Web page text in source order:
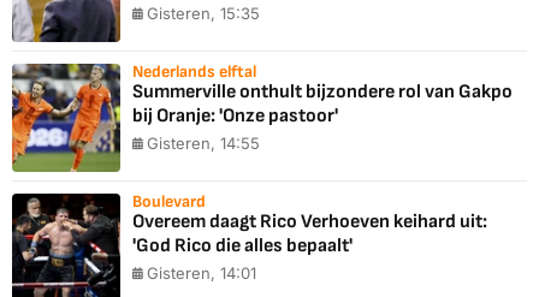
Gisteren, 15:35
Nederlands elftal
Summerville onthult bijzondere rol van Gakpo
bij Oranje: 'Onze pastoor'
Gisteren, 14:55
Boulevard
Overeem daagt Rico Verhoeven keihard uit:
'God Rico die alles bepaalt'
Gisteren, 14:01